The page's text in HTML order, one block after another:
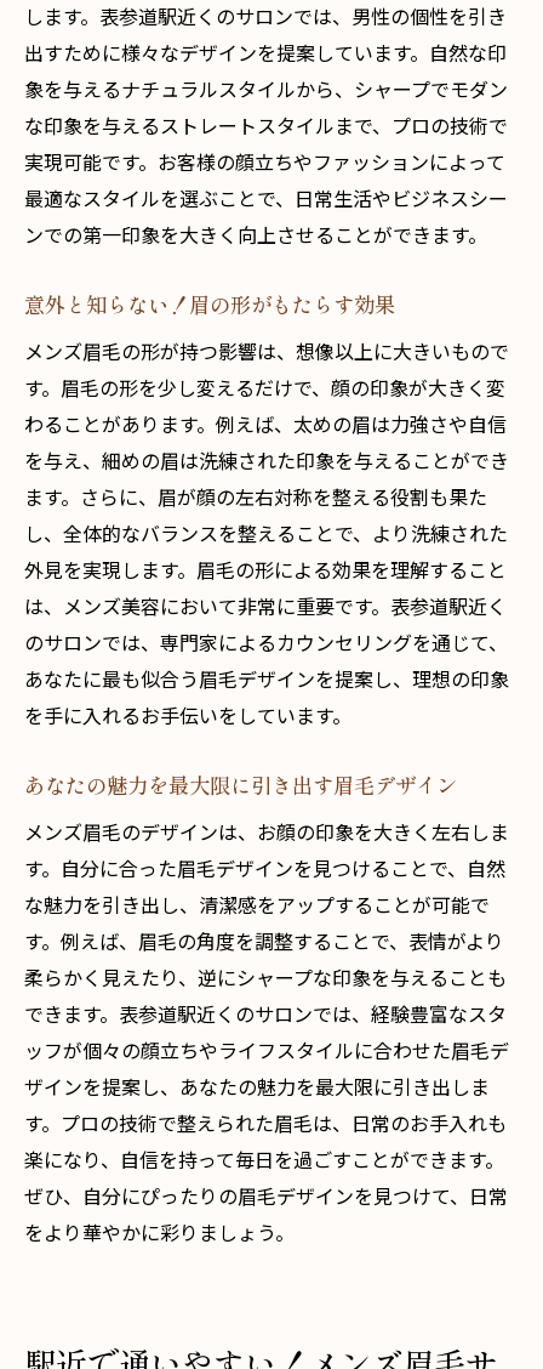
します。表参道駅近くのサロンでは、男性の個性を引き
出すために様々なデザインを提案しています。自然な印
象を与えるナチュラルスタイルから、シャープでモダン
な印象を与えるストレートスタイルまで、プロの技術で
実現可能です。お客様の顔立ちやファッションによって
最適なスタイルを選ぶことで、日常生活やビジネスシー
ンでの第一印象を大きく向上させることができます。
意外と知らない！眉の形がもたらす効果
メンズ眉毛の形が持つ影響は、想像以上に大きいもので
す。眉毛の形を少し変えるだけで、顔の印象が大きく変
わることがあります。例えば、太めの眉は力強さや自信
を与え、細めの眉は洗練された印象を与えることができ
ます。さらに、眉が顔の左右対称を整える役割も果た
し、全体的なバランスを整えることで、より洗練された
外見を実現します。眉毛の形による効果を理解すること
は、メンズ美容において非常に重要です。表参道駅近く
のサロンでは、専門家によるカウンセリングを通じて、
あなたに最も似合う眉毛デザインを提案し、理想の印象
を手に入れるお手伝いをしています。
あなたの魅力を最大限に引き出す眉毛デザイン
メンズ眉毛のデザインは、お顔の印象を大きく左右しま
す。自分に合った眉毛デザインを見つけることで、自然
な魅力を引き出し、清潔感をアップすることが可能で
す。例えば、眉毛の角度を調整することで、表情がより
柔らかく見えたり、逆にシャープな印象を与えることも
できます。表参道駅近くのサロンでは、経験豊富なスタ
ッフが個々の顔立ちやライフスタイルに合わせた眉毛デ
ザインを提案し、あなたの魅力を最大限に引き出しま
す。プロの技術で整えられた眉毛は、日常のお手入れも
楽になり、自信を持って毎日を過ごすことができます。
ぜひ、自分にぴったりの眉毛デザインを見つけて、日常
をより華やかに彩りましょう。